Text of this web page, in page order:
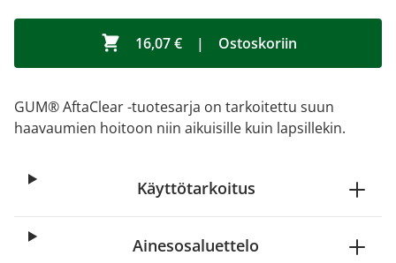
16,07 € | Ostoskoriin
GUM® AftaClear -tuotesarja on tarkoitettu suun
haavaumien hoitoon niin aikuisille kuin lapsillekin.
Käyttötarkoitus
Ainesosaluettelo